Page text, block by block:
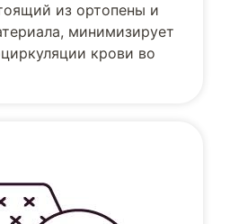
из ортопены и
минимизирует
крови во